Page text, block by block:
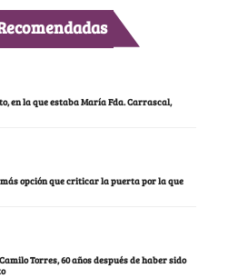
en la que estaba María Fda. Carrascal,
opción que criticar la puerta por la que
Torres, 60 años después de haber sido